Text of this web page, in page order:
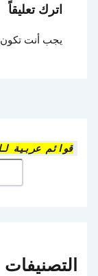
قوائم عربية
التصنيفات
اترك تعليقاً
يجب أنت تكون